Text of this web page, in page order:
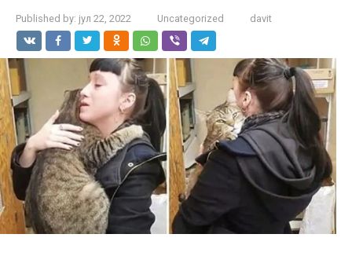
Published by: јул 22, 2022 Uncategorized davit